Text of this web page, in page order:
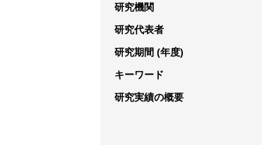
研究機関
研究代表者
研究期間 (年度)
キーワード
研究実績の概要